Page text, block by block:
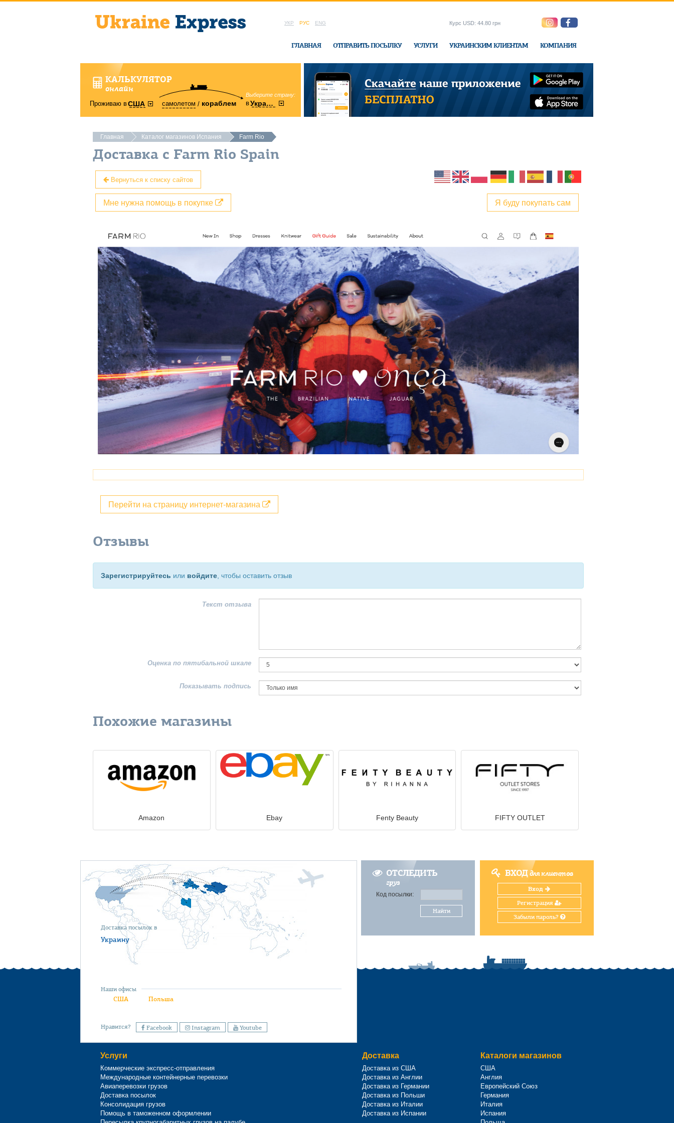
УКР РУС ENG
ГЛАВНАЯ ОТПРАВИТЬ ПОСЫЛКУ УСЛУГИ УКРАИНСКИМ КЛИЕНТАМ КОМПАНИЯ
Курс USD: 44.80 грн
КАЛЬКУЛЯТОР
онлайн
Проживаю вСША самолетом кораблем
Выберите страну:
вУкраину
область:
Винницкая в офисе Ukraine-Express
Главная Каталог магазинов Испания Farm Rio
Доставка с Farm Rio Spain
Вернуться к списку сайтов
Я буду покупать сам
Мне нужна помощь в покупке
Перейти на страницу интернет-магазина
Отзывы
Зарегистрируйтесь или войдите , чтобы оставить отзыв
Текст отзыва
Оценка по пятибальной шкале
Показывать подпись
Похожие магазины
Amazon Ebay Fenty Beauty FIFTY OUTLET
ОТСЛЕДИТЬ
груз
Код посылки:
Найти
ВХОДдля клиентов
Вход
Регистрация
Забыли пароль?
Доставка посылок в
Украину
Наши офисы
США Польша
Нравится? Facebook Instagram Youtube
Услуги
Коммерческие экспресс-отправления
Международные контейнерные перевозки
Авиаперевозки грузов
Доставка посылок
Консолидация грузов
Помощь в таможенном оформлении
Доставка
Доставка из США
Доставка из Англии
Доставка из Германии
Доставка из Польши
Доставка из Италии
Доставка из Испании
Каталоги магазинов
США
Англия
Европейский Союз
Германия
Италия
Испания